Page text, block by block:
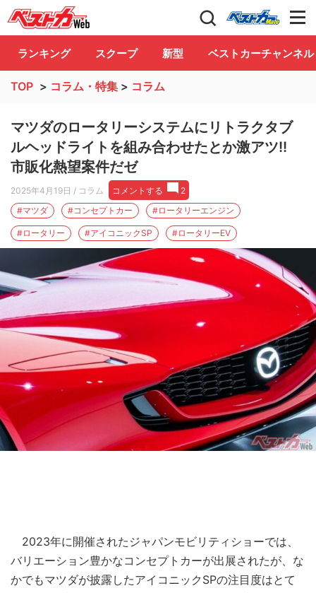
自動車情報誌「ベストカー」 Club
ランキング スクープ 新型 ベストカーチャンネル
TOP > コラム・特集 > コラム
マツダのロータリーシステムにリトラクタブ
ルヘッドライトを組み合わせたとか激アツ!!
市販化熱望案件だゼ
2025年4月19日 / コラム コメントする
2
#マツダ
#コンセプトカー #ロータリーエンジン
#ロータリー #アイコニックSP #ロータリーEV
2023年に開催されたジャパンモビリティショーでは、
バリエーション豊かなコンセプトカーが出展されたが、な
かでもマツダが披露したアイコニックSPの注目度はとて